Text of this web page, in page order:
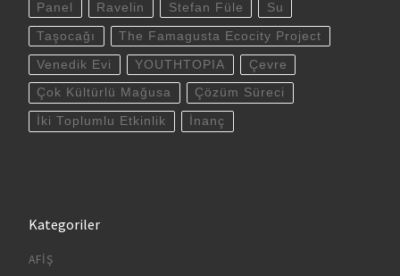
Panel Ravelin Stefan Füle Su
Taşocağı The Famagusta Ecocity Project
Venedik Evi YOUTHTOPIA Çevre
Çok Kültürlü Mağusa Çözüm Süreci
İki Toplumlu Etkinlik İnanç
Kategoriler
AFIŞ